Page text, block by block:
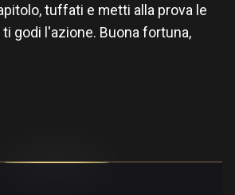
tuffati e metti alla prova le
godi l'azione. Buona fortuna,